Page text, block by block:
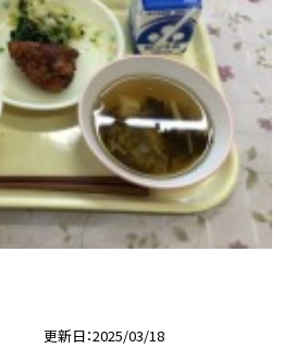
更新日 2025/03/18